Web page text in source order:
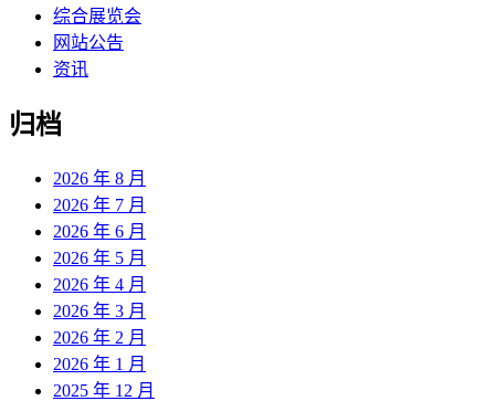
综合展览会
网站公告
资讯
归档
2026 年 8 月
2026 年 7 月
2026 年 6 月
2026 年 5 月
2026 年 4 月
2026 年 3 月
2026 年 2 月
2026 年 1 月
2025 年 12 月